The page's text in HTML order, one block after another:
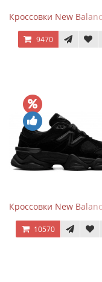
Кроссовки New
9470
Кроссовки New
10570